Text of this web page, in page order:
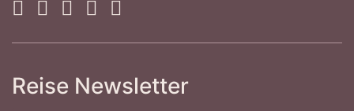
Reise Newsletter